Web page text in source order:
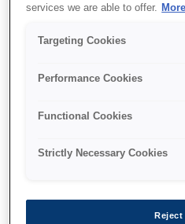
services we are able to offer.
Targeting Cookies
Performance Cookies
Functional Cookies
Strictly Necessary Cookies
Reject